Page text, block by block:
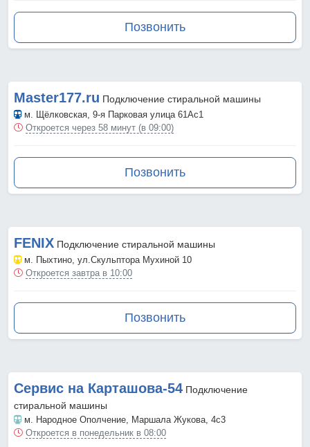
Позвонить
Master177.ru Подключение стиральной машины
м. Щёлковская, 9-я Парковая улица 61Ас1
Откроется через 58 минут (в 09:00)
Позвонить
FENIX Подключение стиральной машины
м. Пыхтино, ул.Скульптора Мухиной 10
Откроется завтра в 10:00
Позвонить
Сервис на Карташова-54 Подключение
стиральной машины
м. Народное Ополчение, Маршала Жукова, 4с3
Откроется в понедельник в 08:00